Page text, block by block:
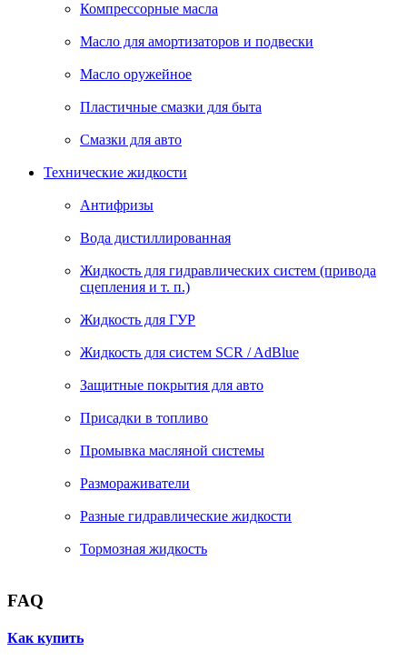
Компрессорные масла
Масло для амортизаторов и подвески
Масло оружейное
Пластичные смазки для быта
Смазки для авто
Технические жидкости
Антифризы
Вода дистиллированная
Жидкость для гидравлических систем (привода
сцепления и т. п.)
Жидкость для ГУР
Жидкость для систем SCR / AdBlue
Защитные покрытия для авто
Присадки в топливо
Промывка масляной системы
Размораживатели
Разные гидравлические жидкости
Тормозная жидкость
FAQ
Как купить